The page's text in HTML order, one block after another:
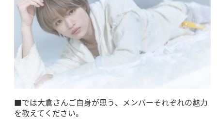
■では大倉さんご自身が思う、メンバーそれぞれの魅力
を教えてください。